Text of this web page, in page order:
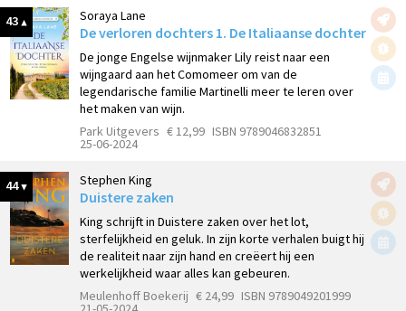
43 Soraya Lane
De verloren dochters 1. De Italiaanse dochter
De jonge Engelse wijnmaker Lily reist naar een
wijngaard aan het Comomeer om van de
legendarische familie Martinelli meer te leren over
het maken van wijn.
Park Uitgevers € 12,99 ISBN 9789046832851
25-06-2024
44 Stephen King
Duistere zaken
King schrijft in Duistere zaken over het lot,
sterfelijkheid en geluk. In zijn korte verhalen buigt hij
de realiteit naar zijn hand en creëert hij een
werkelijkheid waar alles kan gebeuren.
Meulenhoff Boekerij € 24,99 ISBN 9789049201999